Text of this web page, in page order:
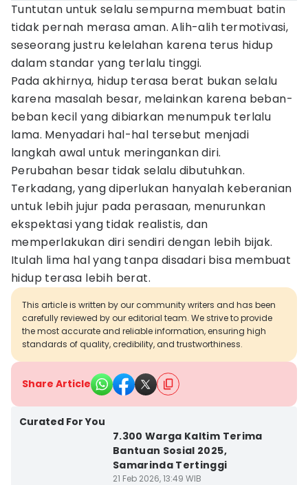
Tuntutan untuk selalu sempurna membuat batin
tidak pernah merasa aman. Alih-alih termotivasi,
seseorang justru kelelahan karena terus hidup
dalam standar yang terlalu tinggi.
Pada akhirnya, hidup terasa berat bukan selalu
karena masalah besar, melainkan karena beban-
beban kecil yang dibiarkan menumpuk terlalu
lama. Menyadari hal-hal tersebut menjadi
langkah awal untuk meringankan diri.
Perubahan besar tidak selalu dibutuhkan.
Terkadang, yang diperlukan hanyalah keberanian
untuk lebih jujur pada perasaan, menurunkan
ekspektasi yang tidak realistis, dan
memperlakukan diri sendiri dengan lebih bijak.
Itulah lima hal yang tanpa disadari bisa membuat
hidup terasa lebih berat.
This article is written by our community writers and has been
carefully reviewed by our editorial team. We strive to provide
the most accurate and reliable information, ensuring high
standards of quality, credibility, and trustworthiness.
Share Article
Curated For You
7.300 Warga Kaltim Terima
Bantuan Sosial 2025,
Samarinda Tertinggi
21 Feb 2026, 13:49 WIB